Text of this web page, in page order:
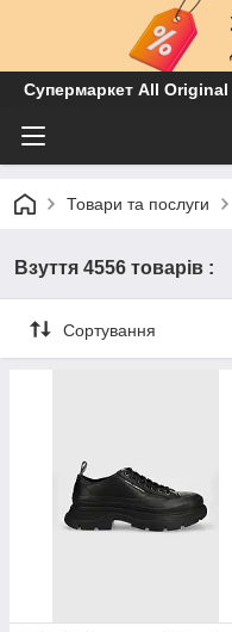
Супермаркет All Original
Товари та послуги
Взуття 4556 товарів :
Сортування